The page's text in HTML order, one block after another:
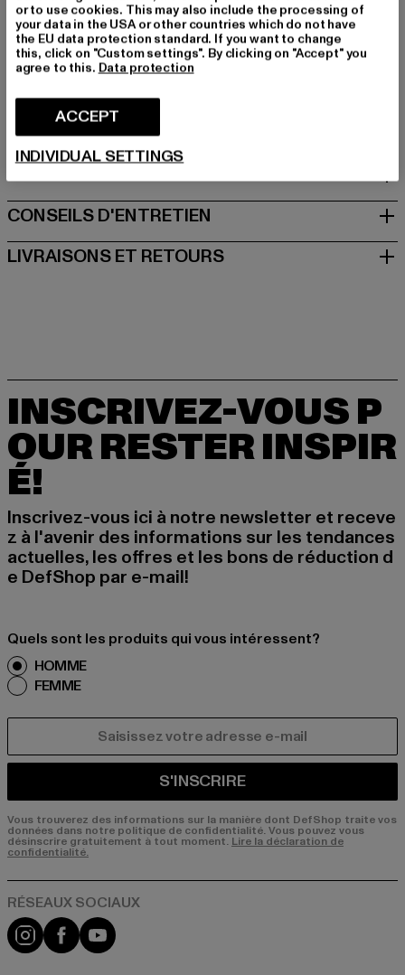
Couleur du fabricant: navy
Composition du matériau: 100% Coton
Art.Nr: 113170-00155
Im Taubental 15a | 41468 Neuss | DE
TAILLE
CONSEILS D'ENTRETIEN
LIVRAISONS ET RETOURS
INSCRIVEZ-VOUS P
OUR RESTER INSPIR
É!
Inscrivez-vous ici à notre newsletter et receve
z à l'avenir des informations sur les tendances
actuelles, les offres et les bons de réduction d
e DefShop par e-mail!
Quels sont les produits qui vous intéressent?
HOMME
FEMME
S'INSCRIRE
Vous trouverez des informations sur la manière dont DefShop traite vos
données dans notre politique de confidentialité. Vous pouvez vous
désinscrire gratuitement à tout moment. Lire la déclaration de
confidentialité.
Visit our Instagram page:
Visit our Facebook page:
Visit our YouTube channel:
or to use cookies. This may also include the processing of
your data in the USA or other countries which do not have
the EU data protection standard. If you want to change
this, click on "Custom settings". By clicking on "Accept" you
agree to this. Data protection
ACCEPT
INDIVIDUAL SETTINGS